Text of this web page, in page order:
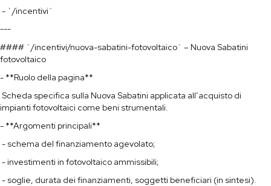
- `/incentivi`
---
#### `/incentivi/nuova-sabatini-fotovoltaico` – Nuova Sabatini
fotovoltaico
- **Ruolo della pagina**
Scheda specifica sulla Nuova Sabatini applicata all’acquisto di
impianti fotovoltaici come beni strumentali.
- **Argomenti principali**
- schema del finanziamento agevolato;
- investimenti in fotovoltaico ammissibili;
- soglie, durata dei finanziamenti, soggetti beneficiari (in sintesi).